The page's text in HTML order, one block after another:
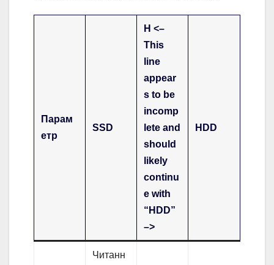
Парам
етр
SSD
H <–
This
line
appear
s to be
incomp
lete and
should
likely
continu
e with
“HDD”
–>
HDD
Читанн